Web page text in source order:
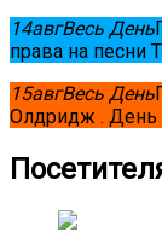
14авгВесь День
права на песни
15авгВесь День
Олдридж .